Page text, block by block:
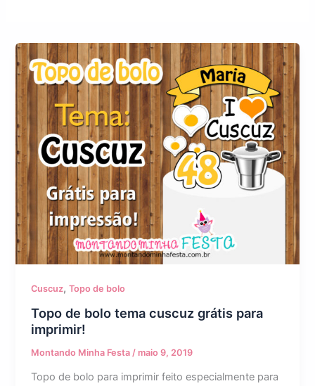
Cuscuz,Topo de bolo
Topo de bolo tema cuscuz grátis para
imprimir!
Montando Minha Festa / maio 9, 2019
Topo de bolo para imprimir feito especialmente para